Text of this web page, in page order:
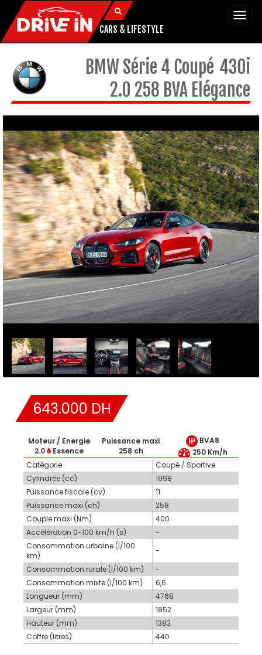
CARS & LIFESTYLE
BMW Série 4 Coupé 430i
2.0 258 BVA Elégance
643.000 DH
Moteur / Energie
2.0
Essence
Puissance maxi
258 ch
BVA8
250 Km/h
Catégorie
Coupé / Sportive
Cylindrée (cc)
1998
Puissance fiscale (cv)
11
Puissance maxi (ch)
258
Couple maxi (Nm)
400
Accélération 0-100 km/h (s)
-
Consommation urbaine (l/100
km)
-
Consommation rurale (l/100 km)
-
Consommation mixte (l/100 km)
6,6
Longueur (mm)
4768
Largeur (mm)
1852
Hauteur (mm)
1383
Coffre (litres)
440